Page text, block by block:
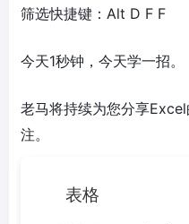
筛选快捷键：Alt D F F
今天1秒钟，今天学一招。
老马将持续为您分享
注。​
表格